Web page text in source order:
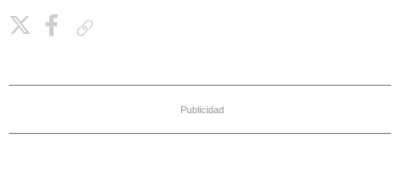
Publicidad